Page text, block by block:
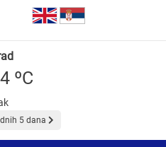
ºC
5 dana